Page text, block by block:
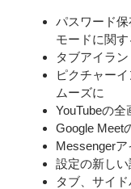
パスワード
モードに関
タブアイラ
ピクチャー
ムーズに
YouTubeの
Google Meet
Messenger
設定の新し
タブ、サイ